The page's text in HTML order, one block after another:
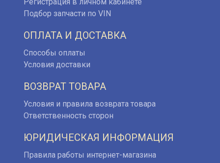
Подбор запчасти по VIN
ОПЛАТА И ДОСТАВКА
Способы оплаты
Условия доставки
ВОЗВРАТ ТОВАРА
Условия и правила возврата товара
Ответственность сторон
ЮРИДИЧЕСКАЯ ИНФОРМАЦИЯ
Правила работы интернет-магазина